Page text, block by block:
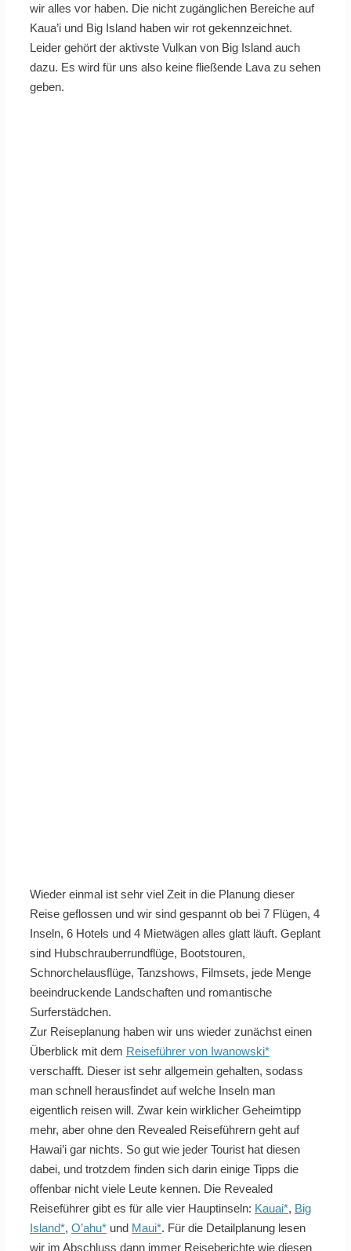
wir alles vor haben. Die nicht zugänglichen Bereiche auf
Kaua’i und Big Island haben wir rot gekennzeichnet.
Leider gehört der aktivste Vulkan von Big Island auch
dazu. Es wird für uns also keine fließende Lava zu sehen
geben.
Wieder einmal ist sehr viel Zeit in die Planung dieser
Reise geflossen und wir sind gespannt ob bei 7 Flügen, 4
Inseln, 6 Hotels und 4 Mietwägen alles glatt läuft. Geplant
sind Hubschrauberrundflüge, Bootstouren,
Schnorchelausflüge, Tanzshows, Filmsets, jede Menge
beeindruckende Landschaften und romantische
Surferstädchen.
Zur Reiseplanung haben wir uns wieder zunächst einen
Überblick mit dem Reiseführer von Iwanowski*
verschafft. Dieser ist sehr allgemein gehalten, sodass
man schnell herausfindet auf welche Inseln man
eigentlich reisen will. Zwar kein wirklicher Geheimtipp
mehr, aber ohne den Revealed Reiseführern geht auf
Hawai’i gar nichts. So gut wie jeder Tourist hat diesen
dabei, und trotzdem finden sich darin einige Tipps die
offenbar nicht viele Leute kennen. Die Revealed
Reiseführer gibt es für alle vier Hauptinseln: Kauai*, Big
Island*, O’ahu* und Maui*. Für die Detailplanung lesen
wir im Abschluss dann immer Reiseberichte wie diesen